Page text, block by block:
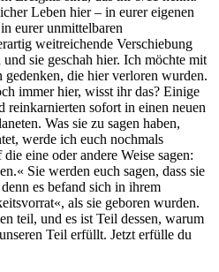
Leben hier – in eurer eigenen
eurer unmittelbaren
weitreichende Verschiebung
sie geschah hier. Ich möchte mit
gedenken, die hier verloren wurden.
immer hier, wisst ihr das? Einige
reinkarnierten sofort in einen neuen
Was sie zu sagen haben,
werde ich euch nochmals
eine oder andere Weise sagen:
Sie werden euch sagen, dass sie
es befand sich in ihrem
als sie geboren wurden.
teil, und es ist Teil dessen, warum
Teil erfüllt. Jetzt erfülle du